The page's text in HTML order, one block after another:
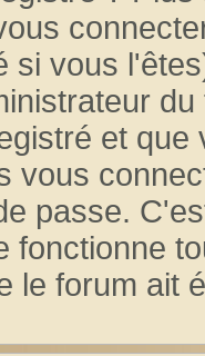
si vous
et
vous
passe.
fonctionne
le forum ait